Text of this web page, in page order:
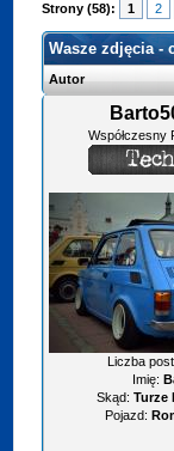
Strony (58): 1 2
Wasze zdjęcia -
Autor
Współczesny
Liczba
Imię:
Skąd: Turze
Pojazd: